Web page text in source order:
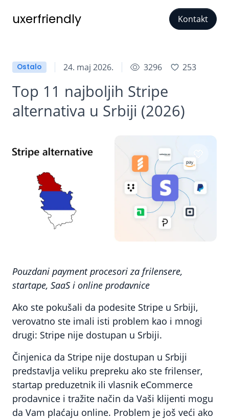
uxerfriendly Kontakt
Ostalo 24. maj 2026. 3296 253
Top 11 najboljih Stripe
alternativa u Srbiji (2026)
Pouzdani payment procesori za frilensere,
startape, SaaS i online prodavnice
Ako ste pokušali da podesite Stripe u Srbiji,
verovatno ste imali isti problem kao i mnogi
drugi: Stripe nije dostupan u Srbiji.
Činjenica da Stripe nije dostupan u Srbiji
predstavlja veliku prepreku ako ste frilenser,
startap preduzetnik ili vlasnik eCommerce
prodavnice i tražite način da Vaši klijenti mogu
da Vam plaćaju online. Problem je još veći ako